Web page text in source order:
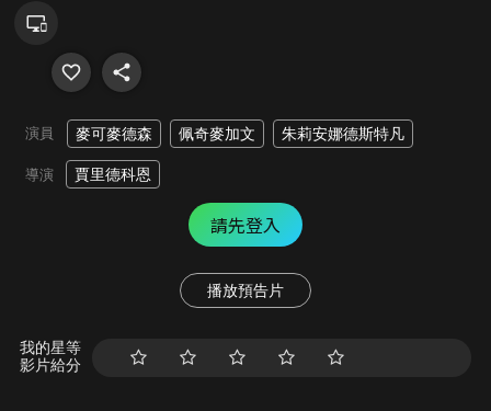
演員 麥可麥德森 佩奇麥加文 朱莉安娜德斯特凡
導演 賈里德科恩
請先登入
播放預告片
我的星等
影片給分